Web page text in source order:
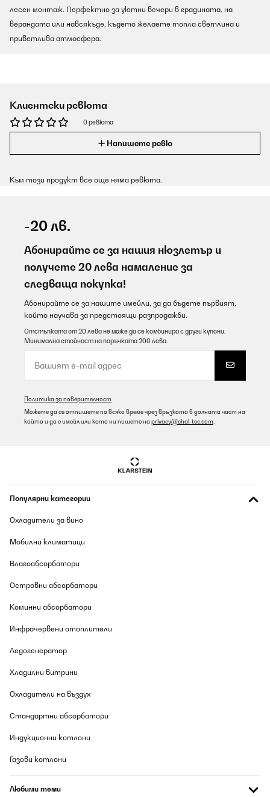
лесен монтаж. Перфектно за уютни вечери в градината, на
верандата или навсякъде, където желаете топла светлина и
приветлива атмосфера.
Клиентски ревюта
0 ревюта
Напишете ревю
Към този продукт все още няма ревюта.
-20 лв.
Абонирайте се за нашия нюзлетър и
получете 20 лева намаление за
следваща покупка!
Абонирайте се за нашите имейли, за да бъдете първият,
който научава за предстоящи разпродажби.
Отстъпката от 20 лева не може да се комбинира с други купони.
Минимална стойност на поръчката 200 лева.
Политика за поверителност
Можете да се отпишете по всяко време чрез връзката в долната част на
който и да е имейл или като ни пишете на privacy@chal-tec.com
Популярни категории
Охладители за вино
Мобилни климатици
Влагоабсорбатори
Островни абсорбатори
Коминни абсорбатори
Инфрачервени отоплители
Ледогенератор
Хладилни витрини
Охладители на въздух
Стандартни абсорбатори
Индукционни котлони
Газови котлони
Любими теми